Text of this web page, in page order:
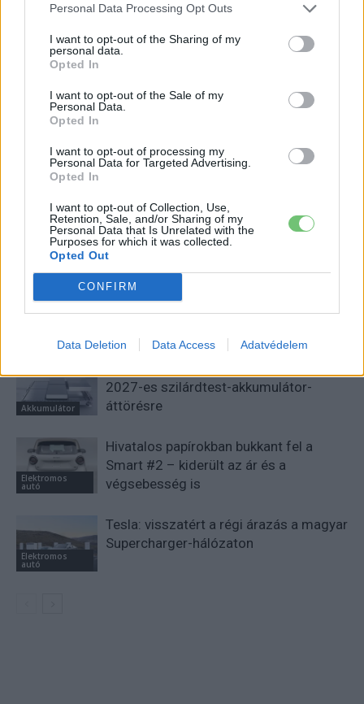
Personal Data Processing Opt Outs
I want to opt-out of the Sharing of my
personal data.
Opted In
I want to opt-out of the Sale of my
Personal Data.
Opted In
I want to opt-out of processing my
Personal Data for Targeted Advertising.
Opted In
I want to opt-out of Collection, Use,
Retention, Sale, and/or Sharing of my
Personal Data that Is Unrelated with the
Purposes for which it was collected.
Opted Out
CONFIRM
Data Deletion Data Access Adatvédelem
Elektromosan közlekedsz, vagy a váltáson töprengsz?
Érdekelnek a legfrissebb hírek az e-autók világából, vagy
foglalkoztatnak a legújabb fejlesztések az elektromosság és a
fenntarthatóság területén? Akkor jó helyen jársz!
Akkumulátor
2027-es szilárdtest-akkumulátor-
áttörésre
Elektromos
autó
Hivatalos papírokban bukkant fel a
Smart #2 – kiderült az ár és a
végsebesség is
Elektromos
autó
Tesla: visszatért a régi árazás a magyar
Supercharger-hálózaton